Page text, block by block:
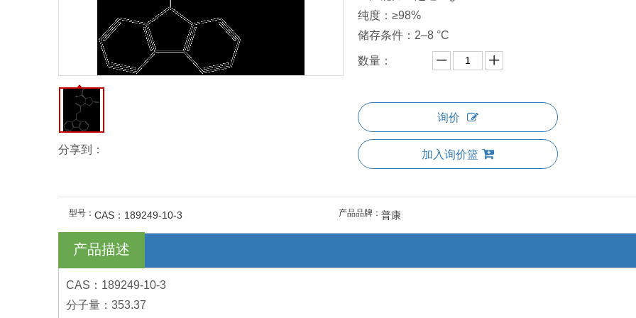
分享到：
纯度：≥98%
储存条件：2–8 °C
数量：
询价
加入询价篮
型号： CAS：189249-10-3 产品品牌： 普康
产品描述
CAS：189249-10-3
分子量：353.37